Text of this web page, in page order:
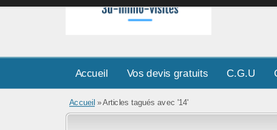
Accueil Vos devis gratuits C.G.U
Accueil »Articles tagués avec '14'